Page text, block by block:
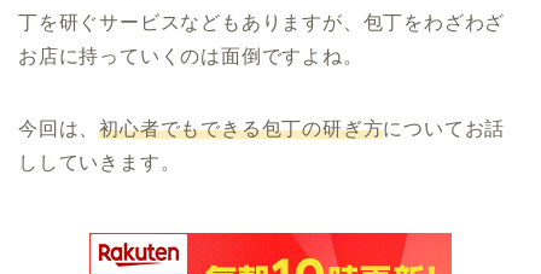
丁を研ぐサービスなどもありますが、包丁をわざわざ
お店に持っていくのは面倒ですよね。
今回は、初心者でもできる包丁の研ぎ方についてお話
ししていきます。